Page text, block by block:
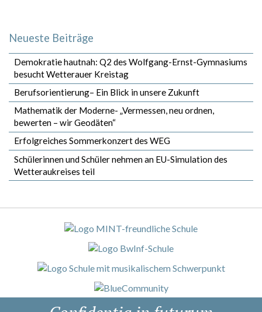
Neueste Beiträge
Demokratie hautnah: Q2 des Wolfgang-Ernst-Gymnasiums
besucht Wetterauer Kreistag
Berufsorientierung– Ein Blick in unsere Zukunft
Mathematik der Moderne- „Vermessen, neu ordnen,
bewerten – wir Geodäten“
Erfolgreiches Sommerkonzert des WEG
Schülerinnen und Schüler nehmen an EU-Simulation des
Wetteraukreises teil